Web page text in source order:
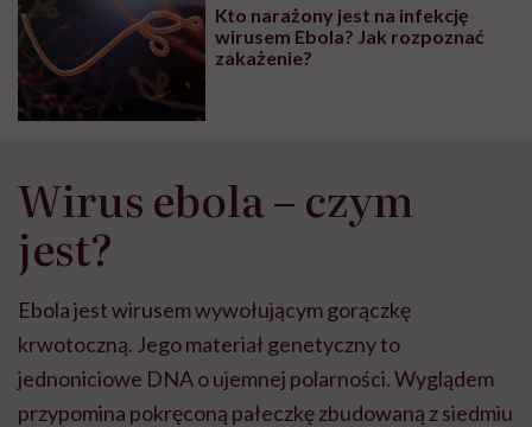
wyobraźni"
Kto narażony jest na infekcję
wirusem Ebola? Jak rozpoznać
zakażenie?
Wirus ebola – czym
jest?
Ebola jest wirusem wywołującym gorączkę
krwotoczną. Jego materiał genetyczny to
jednoniciowe DNA o ujemnej polarności. Wyglądem
przypomina pokręconą pałeczkę zbudowaną z siedmiu